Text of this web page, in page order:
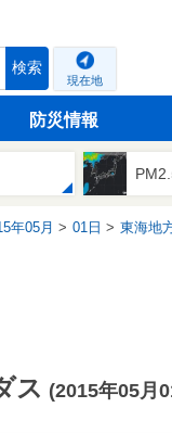
検索
現在地
防災情報
年05月 01日 東海地
ス (2015年05月